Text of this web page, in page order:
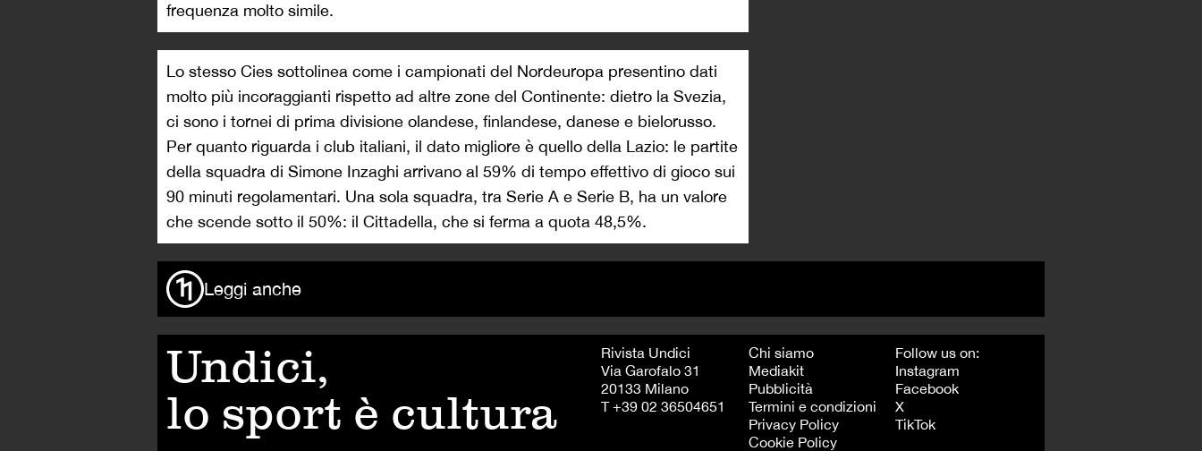
frequenza molto simile.
Lo stesso Cies sottolinea come i campionati del Nordeuropa presentino dati
molto più incoraggianti rispetto ad altre zone del Continente: dietro la Svezia,
ci sono i tornei di prima divisione olandese, finlandese, danese e bielorusso.
Per quanto riguarda i club italiani, il dato migliore è quello della Lazio: le partite
della squadra di Simone Inzaghi arrivano al 59% di tempo effettivo di gioco sui
90 minuti regolamentari. Una sola squadra, tra Serie A e Serie B, ha un valore
che scende sotto il 50%: il Cittadella, che si ferma a quota 48,5%.
Leggi anche
Undici,
lo sport è cultura
Rivista Undici
Via Garofalo 31
20133 Milano
T +39 02 36504651
Chi siamo
Mediakit
Pubblicità
Termini e condizioni
Privacy Policy
Cookie Policy
Follow us on:
Instagram
Facebook
X
TikTok